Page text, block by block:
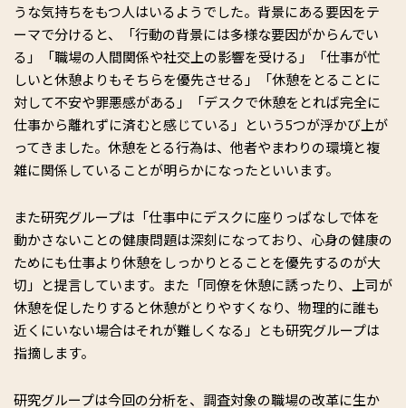
うな気持ちをもつ人はいるようでした。背景にある要因をテ
ーマで分けると、「行動の背景には多様な要因がからんでい
る」「職場の人間関係や社交上の影響を受ける」「仕事が忙
しいと休憩よりもそちらを優先させる」「休憩をとることに
対して不安や罪悪感がある」「デスクで休憩をとれば完全に
仕事から離れずに済むと感じている」という5つが浮かび上が
ってきました。休憩をとる行為は、他者やまわりの環境と複
雑に関係していることが明らかになったといいます。
また研究グループは「仕事中にデスクに座りっぱなしで体を
動かさないことの健康問題は深刻になっており、心身の健康の
ためにも仕事より休憩をしっかりとることを優先するのが大
切」と提言しています。また「同僚を休憩に誘ったり、上司が
休憩を促したりすると休憩がとりやすくなり、物理的に誰も
近くにいない場合はそれが難しくなる」とも研究グループは
指摘します。
研究グループは今回の分析を、調査対象の職場の改革に生か